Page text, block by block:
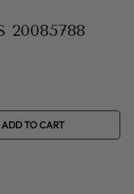
20085788
ADD TO CART